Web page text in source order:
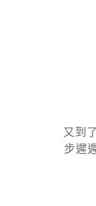
又到
步遲